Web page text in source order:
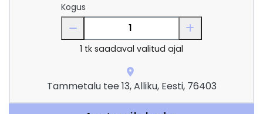
Kogus
1 tk saadaval valitud ajal
Tammetalu tee 13, Alliku, Eesti, 76403